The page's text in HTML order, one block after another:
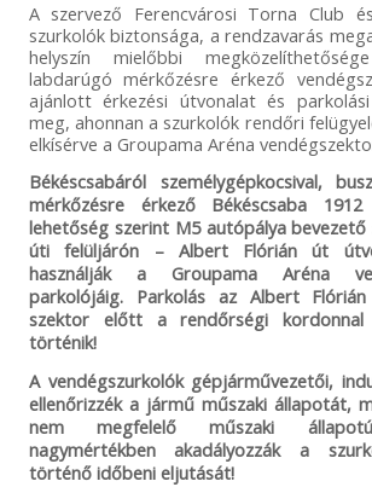
A szervező Ferencvárosi Torna Club
szurkolók biztonsága, a rendzavarás
helyszín mielőbbi
labdarúgó mérkőzésre érkező
ajánlott érkezési útvonalat és
meg, ahonnan a szurkolók rendőri
elkísérve a Groupama Aréna
Békéscsabáról személygépkocsival,
mérkőzésre érkező Békéscsaba
lehetőség szerint M5 autópálya bevezető
úti felüljárón – Albert Flórián út
használják a Groupama Aréna
parkolójáig. Parkolás az Albert
szektor előtt a rendőrségi
történik!
A vendégszurkolók gépjárművezetői,
ellenőrizzék a jármű műszaki állapotát,
nem megfelelő műszaki
nagymértékben akadályozzák a
történő időbeni eljutását!